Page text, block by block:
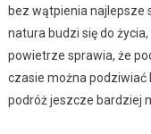
bez wątpienia najlepsze
natura budzi się do
powietrze sprawia, że
czasie można podziwiać
podróż jeszcze bardziej